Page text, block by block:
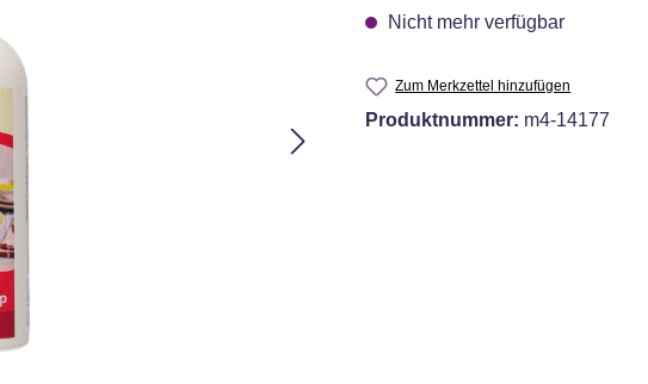
Nicht mehr verfügbar
Zum Merkzettel hinzufügen
Produktnummer: m4-14177